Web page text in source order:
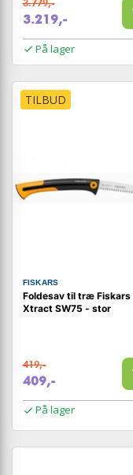
3.779,-
3.219,-
På lager
TILBUD
FISKARS
Foldesav til træ Fiskars
Xtract SW75 - stor
419,-
409,-
På lager